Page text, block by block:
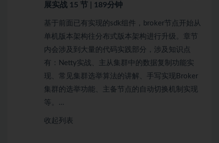
展实战 15 节 | 189分钟
基于前面已有实现的sdk组件，broker节点开始从
单机版本架构往分布式版本架构进行升级。章节
内会涉及到大量的代码实践部分，涉及知识点
有：Netty实战、主从集群中的数据复制功能实
现、常见集群选举算法的讲解、手写实现Broker
集群的选举功能、主备节点的自动切换机制实现
等。…
收起列表